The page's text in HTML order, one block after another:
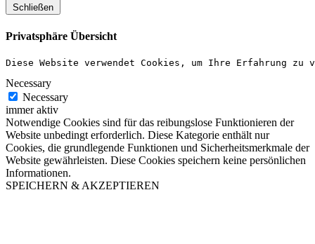
Schließen
Privatsphäre Übersicht
Diese Website verwendet Cookies, um Ihre Erfahrung
Necessary
Necessary
immer aktiv
Notwendige Cookies sind für das reibungslose Funktionieren der
Website unbedingt erforderlich. Diese Kategorie enthält nur
Cookies, die grundlegende Funktionen und Sicherheitsmerkmale der
Website gewährleisten. Diese Cookies speichern keine persönlichen
Informationen.
SPEICHERN & AKZEPTIEREN